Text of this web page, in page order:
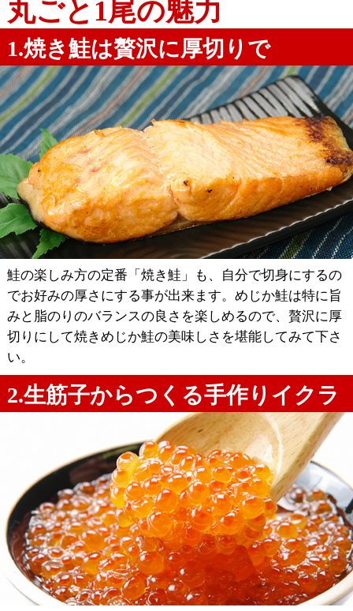
丸ごと1尾の魅力
1.焼き鮭は贅沢に厚切りで
鮭の楽しみ方の定番「焼き鮭」も、自分で切身にするの
でお好みの厚さにする事が出来ます。めじか鮭は特に旨
みと脂のりのバランスの良さを楽しめるので、贅沢に厚
切りにして焼きめじか鮭の美味しさを堪能してみて下さ
い。
2.生筋子からつくる手作りイクラ